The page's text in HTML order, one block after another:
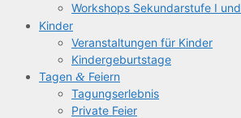
Work­shops Sekun­dar­stu­fe I und
Kin­der
Ver­an­stal­tun­gen für Kinder
Kin­der­ge­burts­ta­ge
Tagen & Feiern
Tagungs­er­leb­nis
Pri­va­te Feier